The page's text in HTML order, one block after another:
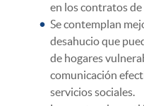
en los contratos
Se contemplan
desahucio que
de hogares
comunicación
servicios sociales.